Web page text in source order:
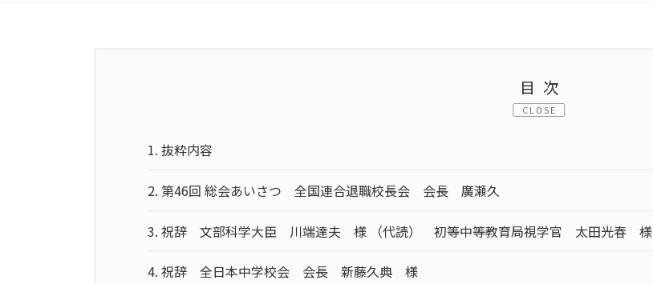
目次
CLOSE
1. 抜粋内容
2. 第46回 総会あいさつ 全国連合退職校長会 会長 廣瀬久
3. 祝辞 文部科学大臣 川端達夫 様 （代読） 初等中等教育局視学官 太田光春 様
4. 祝辞 全日本中学校会 会長 新藤久典 様